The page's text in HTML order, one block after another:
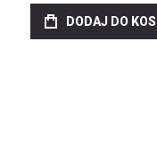
DODAJ DO